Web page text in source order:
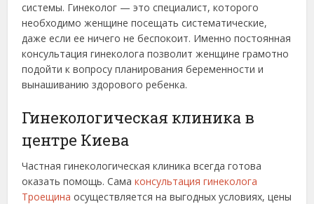
системы. Гинеколог — это специалист, которого
необходимо женщине посещать систематические,
даже если ее ничего не беспокоит. Именно постоянная
консультация гинеколога позволит женщине грамотно
подойти к вопросу планирования беременности и
вынашиванию здорового ребенка.
Гинекологическая клиника в
центре Киева
Частная гинекологическая клиника всегда готова
оказать помощь. Самаконсультация гинеколога
Троещина осуществляется на выгодных условиях, цены